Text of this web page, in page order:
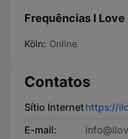
Frequências I
Köln: Online
Contatos
Sítio Internethttps://
E-mail: